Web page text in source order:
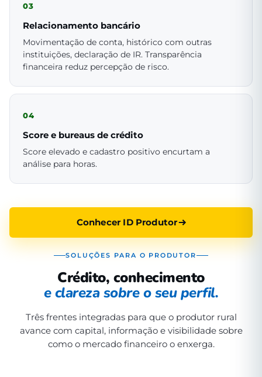
03
Relacionamento bancário
Movimentação de conta, histórico com outras
instituições, declaração de IR. Transparência
financeira reduz percepção de risco.
04
Score e bureaus de crédito
Score elevado e cadastro positivo encurtam a
análise para horas.
Conhecer ID Produtor
SOLUÇÕES PARA O PRODUTOR
Crédito, conhecimento
e clareza sobre o seu perfil.
Três frentes integradas para que o produtor rural
avance com capital, informação e visibilidade sobre
como o mercado financeiro o enxerga.